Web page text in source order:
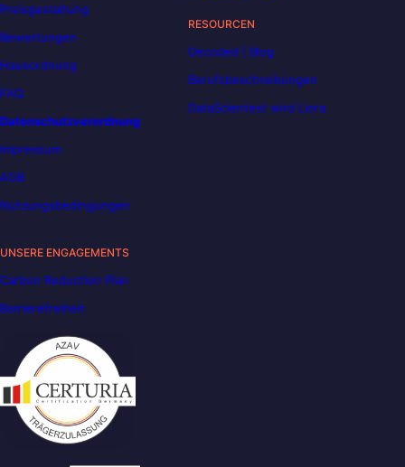
Preisgestaltung
Bewertungen
Hausordnung
FAQ
Datenschutzverordnung
Impressum
AGB
Nutzungsbedingungen
RESOURCEN
Decoded | Blog
Berufsbeschreibungen
DataScientest wird Liora
UNSERE ENGAGEMENTS
Carbon Reduction Plan
Barrierefreiheit